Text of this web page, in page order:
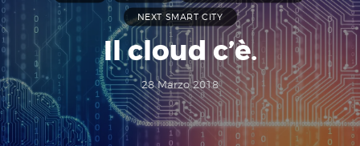
NEXT SMART CITY
Il cloud c’è.
28 Marzo 2018